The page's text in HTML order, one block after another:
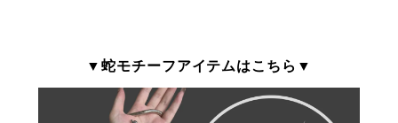
▼蛇モチーフアイテムはこちら▼